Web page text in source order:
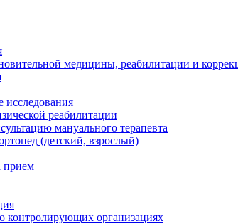
медицины, реабилитации и
исследования
реабилитации
мануального терапевта
(детский, взрослый)
прием
контролирующих организациях